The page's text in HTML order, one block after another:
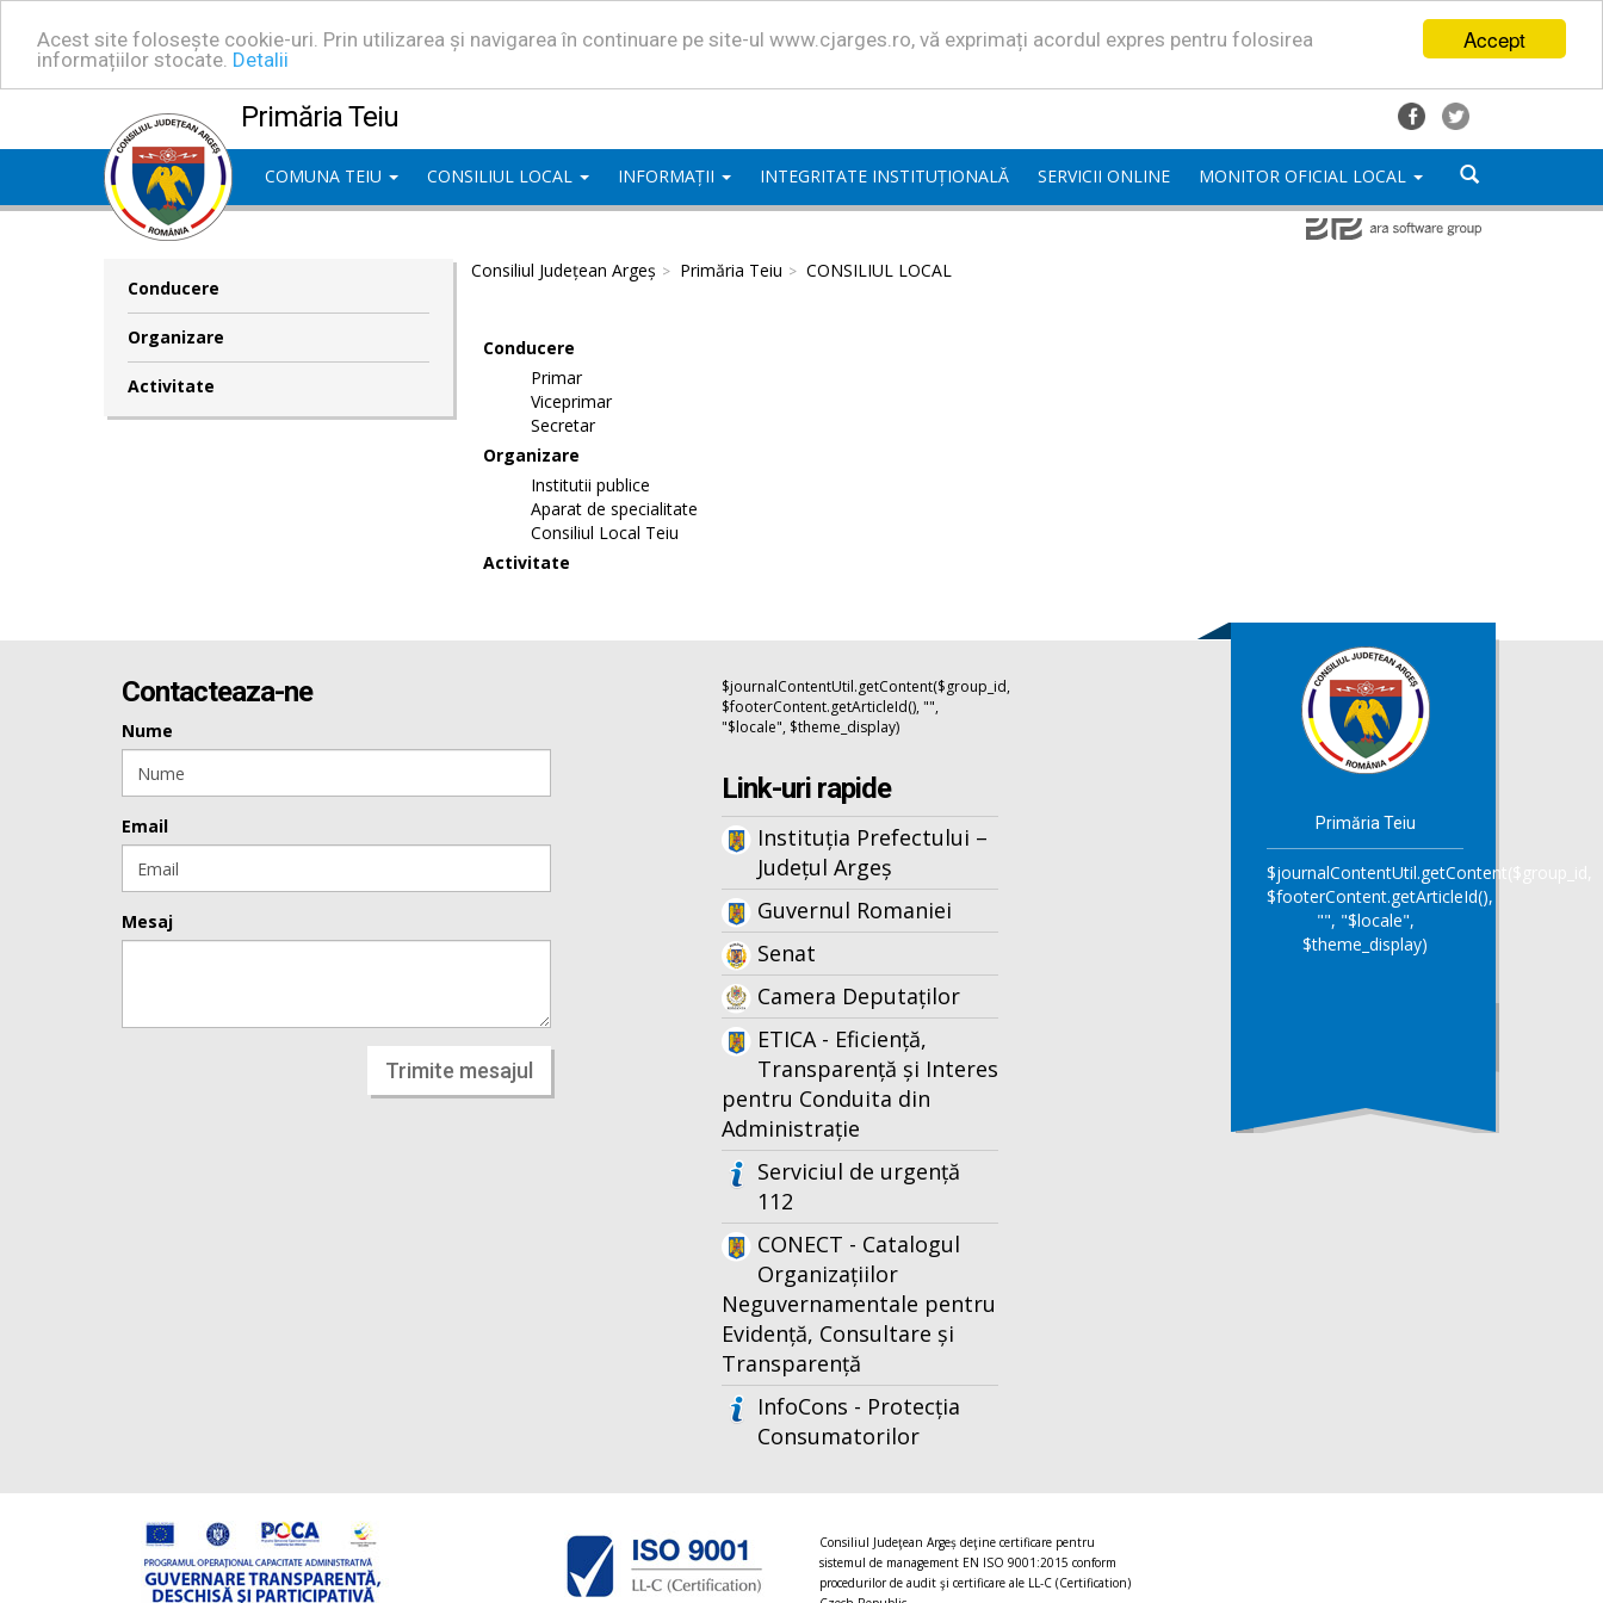
Accept
Acest site folosește cookie-uri. Prin utilizarea și navigarea în continuare pe site-ul www.cjarges.ro, vă exprimați acordul expres pentru folosirea
informațiilor stocate. Detalii
Primăria Teiu
COMUNA TEIU CONSILIUL LOCAL INFORMAȚII INTEGRITATE INSTITUȚIONALĂ SERVICII ONLINE MONITOR OFICIAL LOCAL
Conducere
Organizare
Activitate
Consiliul Județean Argeș Primăria Teiu CONSILIUL LOCAL
Conducere
Primar
Viceprimar
Secretar
Organizare
Institutii publice
Aparat de specialitate
Consiliul Local Teiu
Activitate
Contacteaza-ne
Nume
Email
Mesaj
Trimite mesajul
$journalContentUtil.getContent($group_id,
$footerContent.getArticleId(), "",
"$locale", $theme_display)
Link-uri rapide
Instituția Prefectului –
Județul Argeș
Guvernul Romaniei
Senat
Camera Deputaților
ETICA - Eficiență,
Transparență și Interes
pentru Conduita din
Administrație
Serviciul de urgență
112
CONECT - Catalogul
Organizațiilor
Neguvernamentale pentru
Evidență, Consultare și
Transparență
InfoCons - Protecția
Consumatorilor
Primăria Teiu
$journalContentUtil.getContent($group_id,
$footerContent.getArticleId(),
"", "$locale",
$theme_display)
Consiliul Judeţean Argeș deţine certificare pentru
sistemul de management EN ISO 9001:2015 conform
procedurilor de audit şi certificare ale LL-C (Certification)